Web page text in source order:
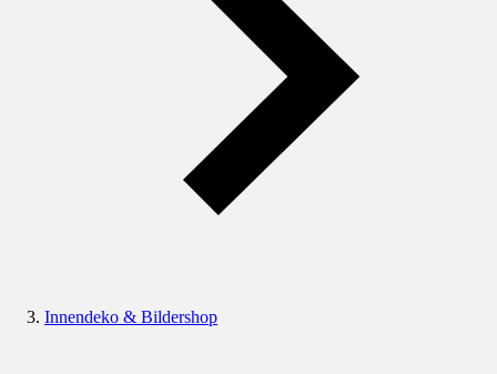
Innendeko & Bildershop